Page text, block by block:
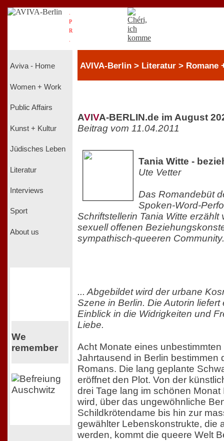
P
R
Aviva - Home
Women + Work
Public Affairs
Kunst + Kultur
Jüdisches Leben
Literatur
Interviews
Sport
About us
We
remember
AVIVA-Berlin > Literatur > Romane
AVIVA-BERLIN.de im August
Beitrag vom 11.04.2011
Tania Witte -
Ute Vetter
Das Romandebüt
Spoken-Word-
Schriftstellerin Tania Witte
sexuell offenen
sympathisch-queeren
... Abgebildet wird der urbane
Szene in Berlin. Die Autorin
Einblick in die Widrigkeiten und
Liebe.
Acht Monate eines
Jahrtausend in Berlin bestimmen
Romans. Die lang geplante
eröffnet den Plot. Von der
drei Tage lang im schönen Monat
wird, über das ungewöhnliche
Schildkrötendame bis hin zur
gewählter Lebenskonstrukte, die
werden, kommt die queere Welt